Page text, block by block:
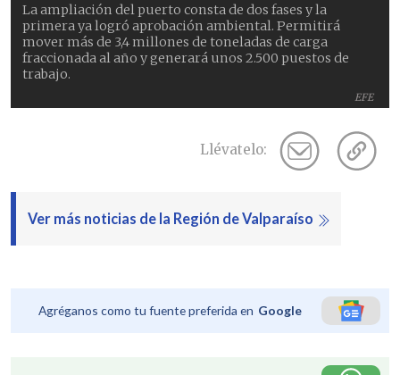
EFE
La ampliación del puerto consta de dos fases y la
primera ya logró aprobación ambiental. Permitirá
mover más de 3,4 millones de toneladas de carga
fraccionada al año y generará unos 2.500 puestos de
trabajo.
Llévatelo:
Ver más noticias de la Región de Valparaíso
Agréganos como tu fuente preferida en Google